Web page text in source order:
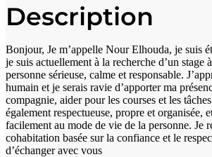
Description
Bonjour, Je m’appelle Nour Elhouda, je suis
je suis actuellement à la recherche d’un stage
personne sérieuse, calme et responsable.
humain et je serais ravie d’apporter ma
compagnie, aider pour les courses et les
également respectueuse, propre et organisée,
facilement au mode de vie de la personne. Je
cohabitation basée sur la confiance et le
d’échanger avec vous